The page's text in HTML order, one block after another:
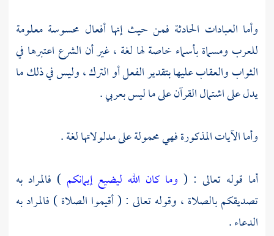
وأما العبادات الحادثة فمن حيث إنها أفعال محسوسة معلومة
للعرب ومسماة بأسماء خاصة لها لغة ، غير أن الشرع اعتبرها في
الثواب والعقاب عليها بتقدير الفعل أو الترك ، وليس في ذلك ما
يدل على اشتمال القرآن على ما ليس بعربي .
وأما الآيات المذكورة فهي محمولة على مدلولاتها لغة .
أما قوله تعالى : ( وما كان الله ليضيع إيمانكم ) فالمراد به
تصديقكم بالصلاة ، وقوله تعالى : ( أقيموا الصلاة ) فالمراد به
الدعاء .